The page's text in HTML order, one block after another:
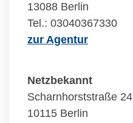
13088 Berlin
Tel.: 03040367330
zur Agentur
Netzbekannt
Scharnhorststraße 24
10115 Berlin